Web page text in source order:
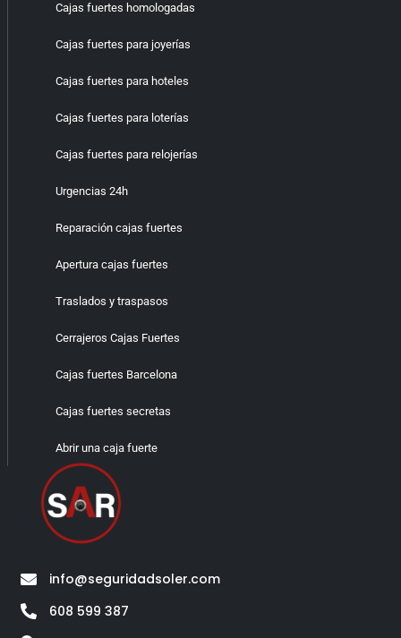
info@seguridadsoler.com
608 599 387
Cajas fuertes homologadas
Cajas fuertes para joyerías
Cajas fuertes para hoteles
Cajas fuertes para loterías
Cajas fuertes para relojerías
Urgencias 24h
Reparación cajas fuertes
Apertura cajas fuertes
Traslados y traspasos
Cerrajeros Cajas Fuertes
Cajas fuertes Barcelona
Cajas fuertes secretas
Abrir una caja fuerte